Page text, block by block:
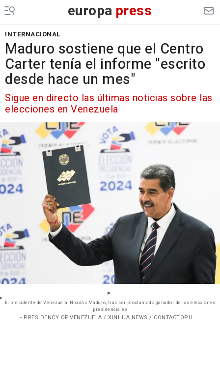
europa press
INTERNACIONAL
Maduro sostiene que el Centro
Carter tenía el informe "escrito
desde hace un mes"
Sigue en directo las últimas noticias sobre las
elecciones en Venezuela
El presidente de Venezuela, Nicolás Maduro, tras ser proclamado ganador de las elecciones
presidenciales
- PRESIDENCY OF VENEZUELA / XINHUA NEWS / CONTACTOPH